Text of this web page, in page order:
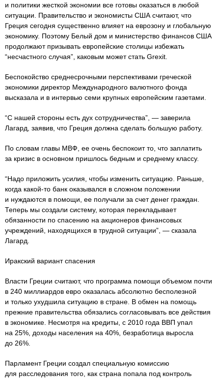
и политики жесткой экономии все готовы оказаться в любой
ситуации. Правительство и экономисты США считают, что
Греция сегодня существенно влияет на еврозону и глобальную
экономику. Поэтому Белый дом и министерство финансов США
продолжают призывать европейские столицы избежать
“несчастного случая”, каковым может стать Grexit.
Беспокойство среднесрочными перспективами греческой
экономики директор Международного валютного фонда
высказала и в интервью семи крупных европейским газетами.
“С нашей стороны есть дух сотрудничества”, — заверила
Лагард, заявив, что Греция должна сделать большую работу.
По словам главы МВФ, ее очень беспокоит то, что заплатить
за кризис в основном пришлось бедным и среднему классу.
“Надо приложить усилия, чтобы изменить ситуацию. Раньше,
когда какой-то банк оказывался в сложном положении
и нуждаются в помощи, ее получали за счет денег граждан.
Теперь мы создали систему, которая перекладывает
обязанности по спасению на акционеров финансовых
учреждений, находящихся в трудной ситуации”, — сказала
Лагард.
Иракский вариант спасения
Власти Греции считают, что программа помощи объемом почти
в 240 миллиардов евро оказалась абсолютно бесполезной
и только ухудшила ситуацию в стране. В обмен на помощь
прежние правительства обязались согласовывать все действия
в экономике. Несмотря на кредиты, с 2010 года ВВП упал
на 25%, доходы населения на 40%, безработица выросла
до 26%.
Парламент Греции создал специальную комиссию
для расследования того, как страна попала под контроль